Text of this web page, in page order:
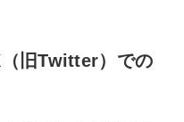
旧Twitter）での